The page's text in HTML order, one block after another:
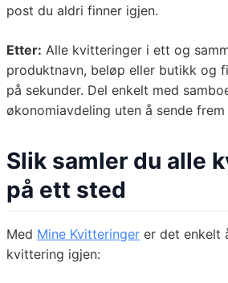
post du aldri finner igjen.
Etter: Alle kvitteringer i ett og
produktnavn, beløp eller butikk og
på sekunder. Del enkelt med
økonomiavdeling uten å sende
Slik samler du alle
på ett sted
Med Mine Kvitteringer er det enkelt
kvittering igjen: